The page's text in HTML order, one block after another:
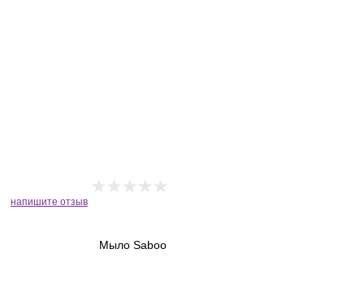
напишите отзыв
Мыло Saboo